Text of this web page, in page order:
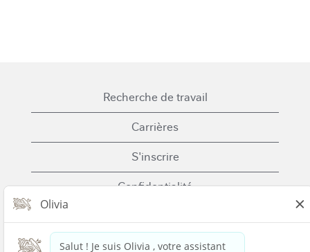
Recherche de travail
Carrières
S'inscrire
Confidentialité
Conditions générales d'utilisation